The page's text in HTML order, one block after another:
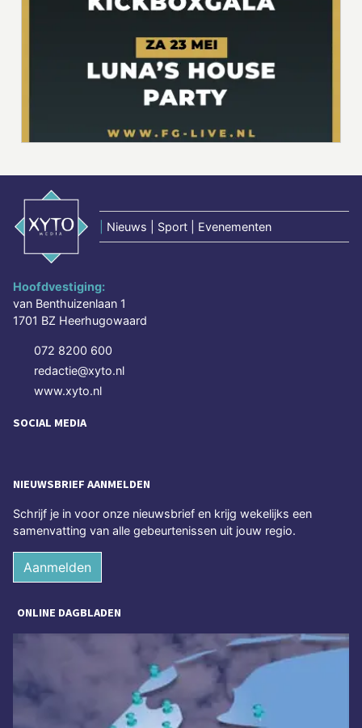
Nieuws | Sport | Evenementen
Hoofdvestiging:
van Benthuizenlaan 1
1701 BZ Heerhugowaard
072 8200 600
redactie@xyto.nl
www.xyto.nl
SOCIAL MEDIA
NIEUWSBRIEF AANMELDEN
Schrijf je in voor onze nieuwsbrief en krijg wekelijks een
samenvatting van alle gebeurtenissen uit jouw regio.
Aanmelden
ONLINE DAGBLADEN